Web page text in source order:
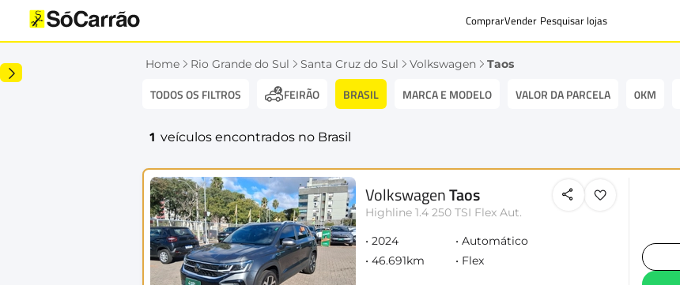
ComprarVender Pesquisar lojas
Home Rio Grande do Sul Santa Cruz do Sul Volkswagen Taos
TODOS OS FILTROS FEIRÃO BRASIL MARCA E MODELO VALOR DA PARCELA 0KM
1 veículos encontrados no Brasil
VolkswagenTaos
Highline 1.4 250 TSI Flex Aut.
2024
Automático
46.691km
Flex